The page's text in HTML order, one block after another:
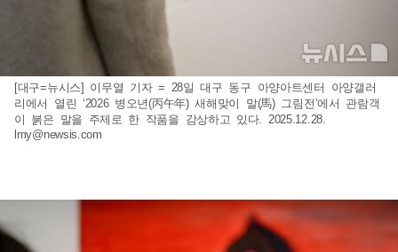
[대구=뉴시스] 이무열 기자 = 28일 대구 동구 아양아트센터 아양갤러
리에서 열린 ‘2026 병오년(丙午年) 새해맞이 말(馬) 그림전’에서 관람객
이 붉은 말을 주제로 한 작품을 감상하고 있다. 2025.12.28.
lmy@newsis.com